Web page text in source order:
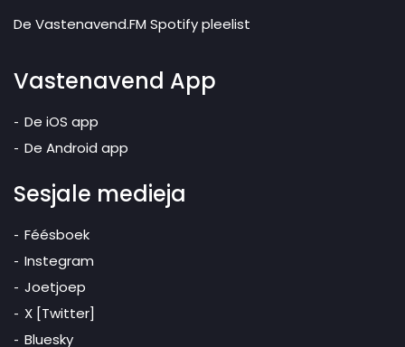
De Vastenavend.FM Spotify pleelist
Vastenavend App
De iOS app
De Android app
Sesjale medieja
Féésboek
Instegram
Joetjoep
X [Twitter]
Bluesky